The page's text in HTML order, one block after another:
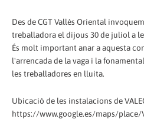
Des de CGT Vallès Oriental
treballadora el dijous 30 de juliol a
És molt important anar a aquesta
l'arrencada de la vaga i la
les treballadores en lluita.
Ubicació de les instalacions de
https://www.google.es/maps/place/